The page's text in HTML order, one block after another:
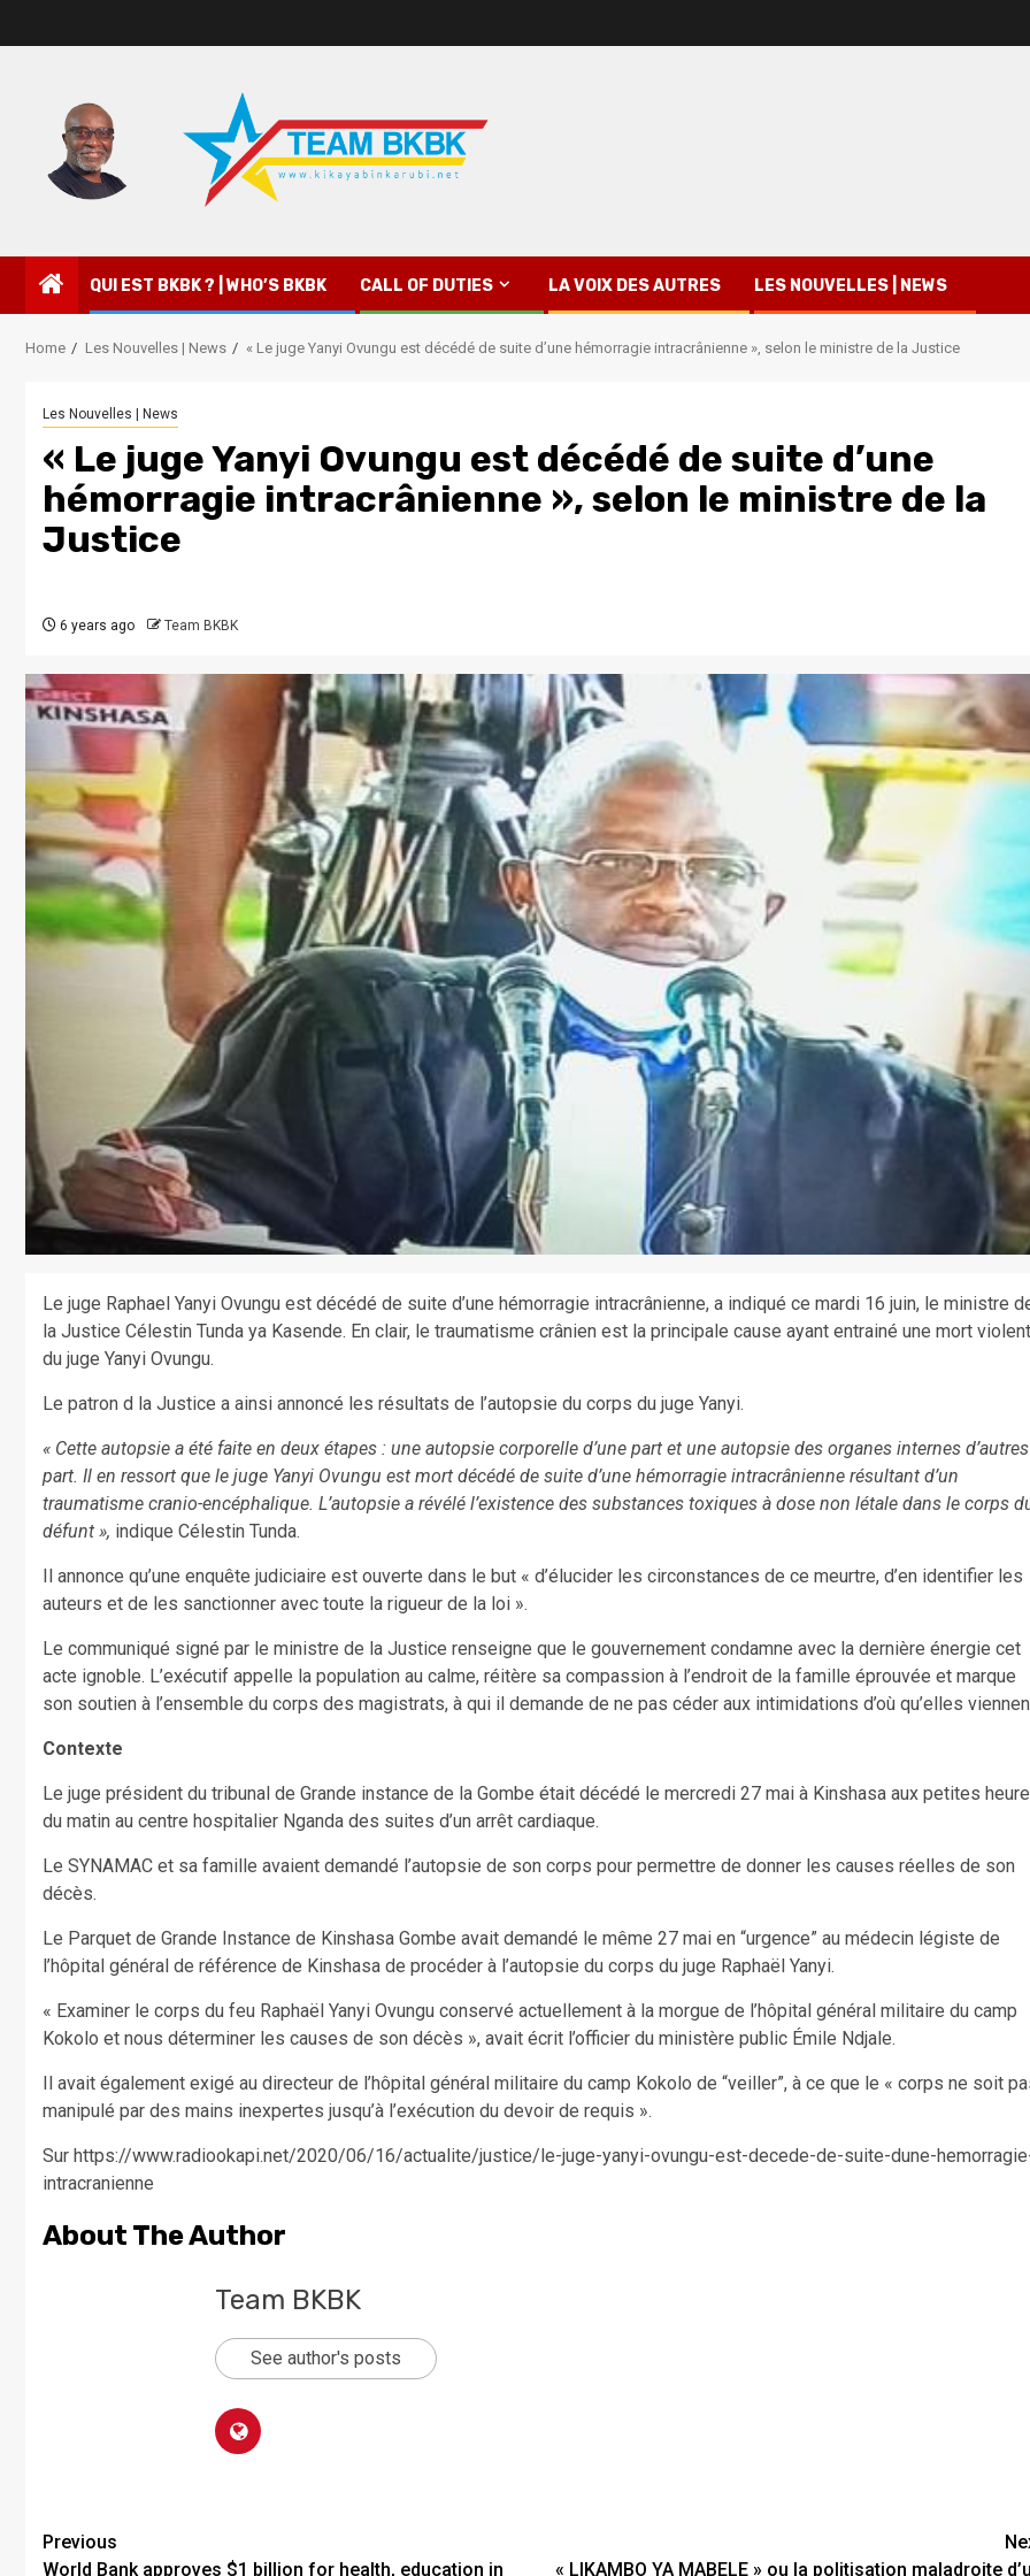
QUI EST BKBK ? | WHO’S BKBK CALL OF DUTIES LA VOIX DES AUTRES LES NOUVELLES | NEWS
Home Les Nouvelles | News « Le juge Yanyi Ovungu est décédé de suite d’une hémorragie intracrânienne », selon le ministre de la Justice
Les Nouvelles | News
« Le juge Yanyi Ovungu est décédé de suite d’une
hémorragie intracrânienne », selon le ministre de la
Justice
6 years ago Team BKBK
Le juge Raphael Yanyi Ovungu est décédé de suite d’une hémorragie intracrânienne, a indiqué ce mardi 16 juin, le ministre
la Justice Célestin Tunda ya Kasende. En clair, le traumatisme crânien est la principale cause ayant entrainé une mort
du juge Yanyi Ovungu.
Le patron d la Justice a ainsi annoncé les résultats de l’autopsie du corps du juge Yanyi.
« Cette autopsie a été faite en deux étapes : une autopsie corporelle d’une part et une autopsie des organes internes d’autres
part. Il en ressort que le juge Yanyi Ovungu est mort décédé de suite d’une hémorragie intracrânienne résultant d’un
traumatisme cranio-encéphalique. L’autopsie a révélé l’existence des substances toxiques à dose non létale dans le corps
défunt », indique Célestin Tunda.
Il annonce qu’une enquête judiciaire est ouverte dans le but « d’élucider les circonstances de ce meurtre, d’en identifier les
auteurs et de les sanctionner avec toute la rigueur de la loi ».
Le communiqué signé par le ministre de la Justice renseigne que le gouvernement condamne avec la dernière énergie cet
acte ignoble. L’exécutif appelle la population au calme, réitère sa compassion à l’endroit de la famille éprouvée et marque
son soutien à l’ensemble du corps des magistrats, à qui il demande de ne pas céder aux intimidations d’où qu’elles
Contexte
Le juge président du tribunal de Grande instance de la Gombe était décédé le mercredi 27 mai à Kinshasa aux petites
du matin au centre hospitalier Nganda des suites d’un arrêt cardiaque.
Le SYNAMAC et sa famille avaient demandé l’autopsie de son corps pour permettre de donner les causes réelles de son
décès.
Le Parquet de Grande Instance de Kinshasa Gombe avait demandé le même 27 mai en “urgence” au médecin légiste de
l’hôpital général de référence de Kinshasa de procéder à l’autopsie du corps du juge Raphaël Yanyi.
« Examiner le corps du feu Raphaël Yanyi Ovungu conservé actuellement à la morgue de l’hôpital général militaire du camp
Kokolo et nous déterminer les causes de son décès », avait écrit l’officier du ministère public Émile Ndjale.
Il avait également exigé au directeur de l’hôpital général militaire du camp Kokolo de “veiller”, à ce que le « corps ne soit
manipulé par des mains inexpertes jusqu’à l’exécution du devoir de requis ».
Sur https://www.radiookapi.net/2020/06/16/actualite/justice/le-juge-yanyi-ovungu-est-decede-de-suite-dune-
intracranienne
About The Author
Team BKBK
See author's posts
Previous
World Bank approves $1 billion for health, education in
« LIKAMBO YA MABELE » ou la politisation maladroite